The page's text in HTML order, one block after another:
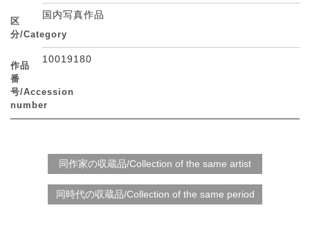
区
分/Category
国内写真作品
作品
番
号/Accession
number
10019180